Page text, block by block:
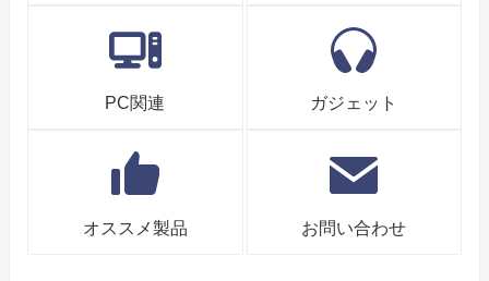
PC関連 ガジェット
オススメ製品 お問い合わせ